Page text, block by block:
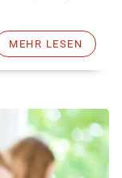
MEHR LESEN